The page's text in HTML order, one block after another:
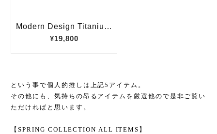
という事で個人的推しは上記5アイテム。
その他にも、気持ちの昂るアイテムを厳選他ので是非ご覧い
ただければと思います。
【SPRING COLLECTION ALL ITEMS】